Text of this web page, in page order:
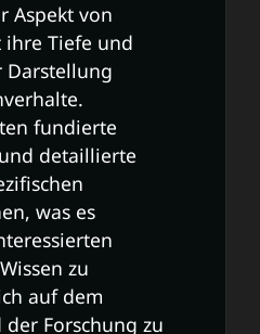
Aspekt von
ihre Tiefe und
Darstellung
fundierte
detaillierte
was es
zu
auf dem
Forschung zu